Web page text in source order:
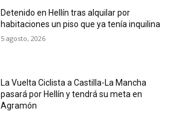
Detenido en Hellín tras alquilar por
habitaciones un piso que ya tenía inquilina
5 agosto, 2026
La Vuelta Ciclista a Castilla-La Mancha
pasará por Hellín y tendrá su meta en
Agramón